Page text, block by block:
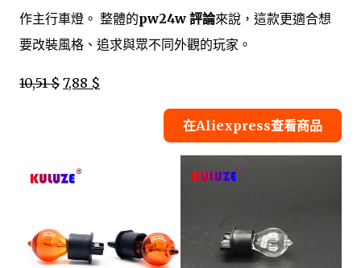
作主行車燈。 整體的pw24w 評論來說，這款更適合想
要改裝風格、追求與眾不同外觀的玩家。
10,51 $ 7,88 $
在Aliexpress查看商品